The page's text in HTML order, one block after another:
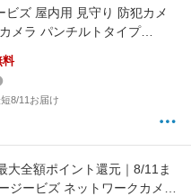
ビズ 屋内用 見守り 防犯カメ
メラ パンチルトタイプ
WIFI対応 DC5v給電式 CS-
視対応]
料
8/11お届け
大全額ポイント還元｜8/11ま
ジービズ ネットワークカメラ